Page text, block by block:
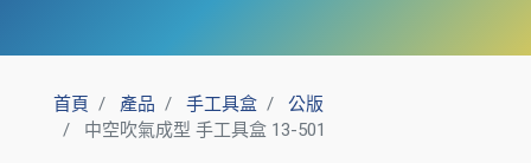
首頁 產品 手工具盒
公版
中空吹氣成型 手工具盒 13-501